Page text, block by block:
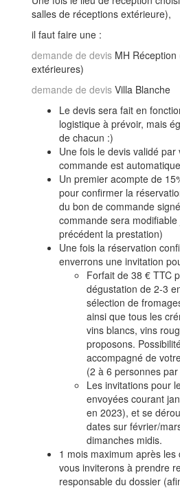
salles de réceptions extérieure),
il faut faire une :
demande de devisMH Réception
extérieures)
demande de devisVilla Blanche
Le devis sera fait en
logistique à prévoir, mais
de chacun :)
Une fois le devis validé
commande est
Un premier acompte de
pour confirmer la
du bon de commande
commande sera
précédent la prestation)
Une fois la réservation
enverrons une invitation
Forfait de 38 € TTC
dégustation de 2-3
sélection de
ainsi que tous les
vins blancs, vins
proposons.
accompagné de
(2 à 6 personnes
Les invitations pour
envoyées courant
en 2023), et se
dates sur février/
dimanches midis.
1 mois maximum après
vous inviterons à prendre
responsable du dossier